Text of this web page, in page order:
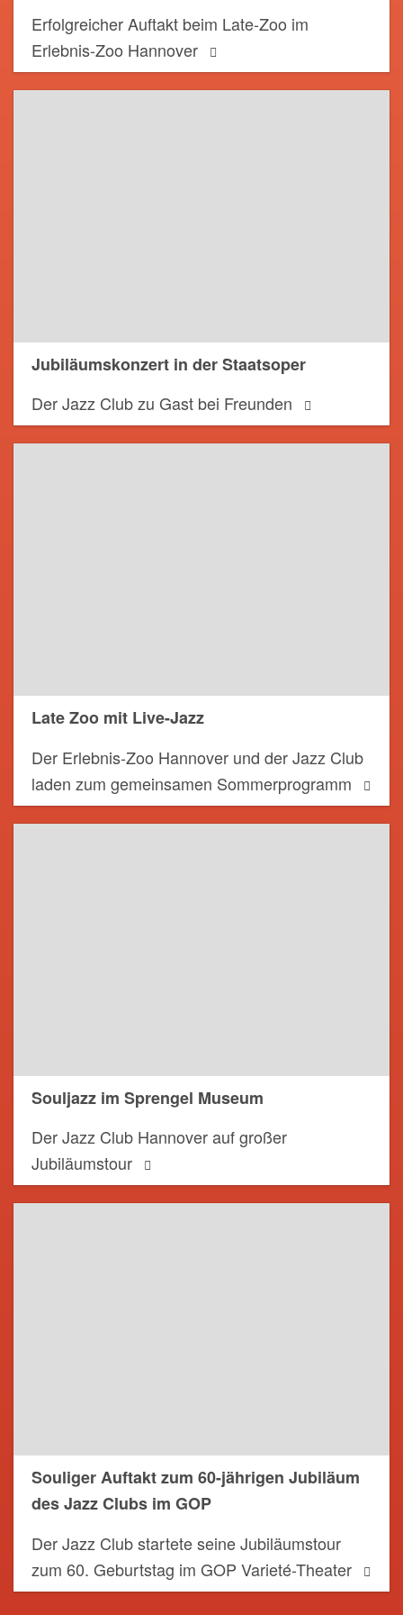
Erfolgreicher Auftakt beim Late-Zoo im
Erlebnis-Zoo Hannover
Jubiläumskonzert in der Staatsoper
Der Jazz Club zu Gast bei Freunden
Late Zoo mit Live-Jazz
Der Erlebnis-Zoo Hannover und der Jazz Club
laden zum gemeinsamen Sommerprogramm
Souljazz im Sprengel Museum
Der Jazz Club Hannover auf großer
Jubiläumstour
Souliger Auftakt zum 60-jährigen Jubiläum
des Jazz Clubs im GOP
Der Jazz Club startete seine Jubiläumstour
zum 60. Geburtstag im GOP Varieté-Theater